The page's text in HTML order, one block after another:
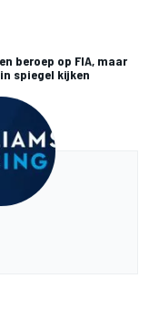
beroep op FIA, maar
spiegel kijken